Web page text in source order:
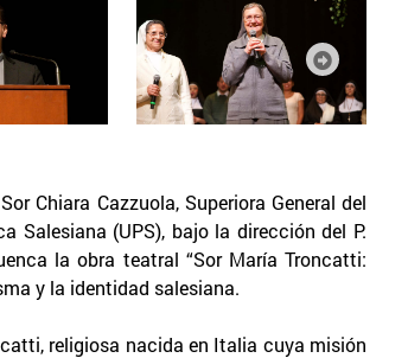
Siguiente
Chiara Cazzuola, Superiora General del
Salesiana (UPS), bajo la dirección del P.
la obra teatral “Sor María Troncatti:
y la identidad salesiana.
religiosa nacida en Italia cuya misión